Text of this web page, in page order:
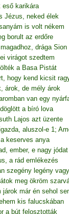
eső karikára
Jézus, neked élek
is volt nékem
borult az erdőre
drága Sion
virágot szedtem
a Basa Pistát
hogy kend kicsit
árok, de mély árok
van egy
a bíró lova
Lajos azt üzente
aluszol-e 1;
keserves anya
ember, e nagy jódat
a rád emlékezés
szegény legény
meg ökröm
járok már én sehol
kis falucskában
a bút felosztották